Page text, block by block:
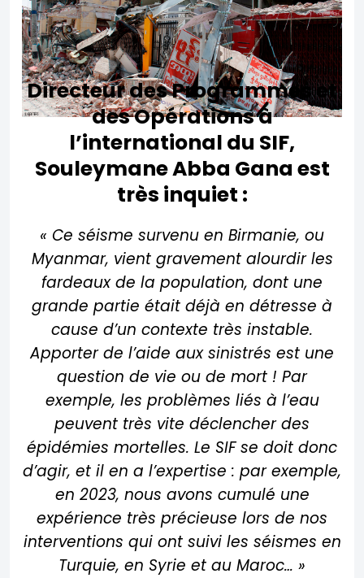
Directeur des Programmes et
des Opérations à
l’international du SIF,
Souleymane Abba Gana est
très inquiet :
« Ce séisme survenu en Birmanie, ou
Myanmar, vient gravement alourdir les
fardeaux de la population, dont une
grande partie était déjà en détresse à
cause d’un contexte très instable.
Apporter de l’aide aux sinistrés est une
question de vie ou de mort ! Par
exemple, les problèmes liés à l’eau
peuvent très vite déclencher des
épidémies mortelles. Le SIF se doit donc
d’agir, et il en a l’expertise : par exemple,
en 2023, nous avons cumulé une
expérience très précieuse lors de nos
interventions qui ont suivi les séismes en
Turquie, en Syrie et au Maroc… »